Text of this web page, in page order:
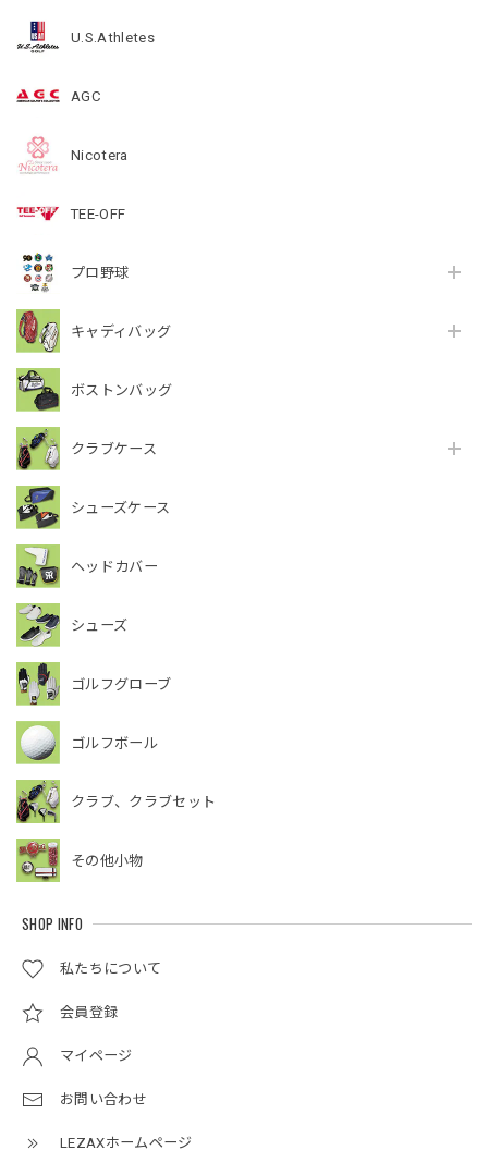
U.S.Athletes
AGC
Nicotera
TEE-OFF
プロ野球
キャディバッグ
ボストンバッグ
クラブケース
シューズケース
ヘッドカバー
シューズ
ゴルフグローブ
ゴルフボール
クラブ、クラブセット
その他小物
SHOP INFO
私たちについて
会員登録
マイページ
お問い合わせ
LEZAXホームページ